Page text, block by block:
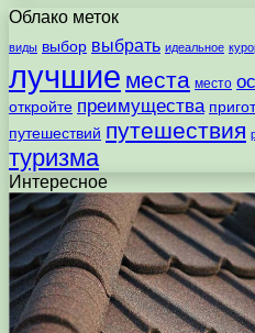
Облако меток
виды выбор выбрать идеальное
лучшие места место
откройте преимущества
путешествий путешествия
туризма
Интересное